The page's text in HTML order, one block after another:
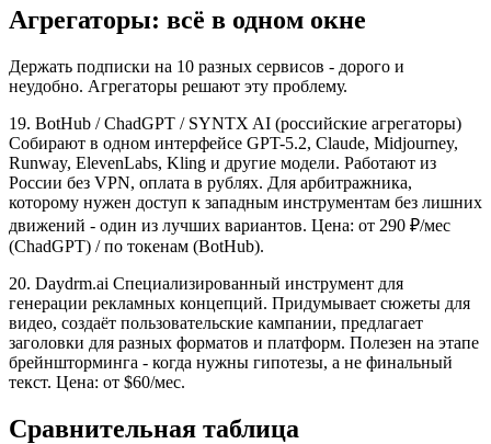
Агрегаторы: всё в одном окне
Держать подписки на 10 разных сервисов - дорого и
неудобно. Агрегаторы решают эту проблему.
19. BotHub / ChadGPT / SYNTX AI (российские агрегаторы)
Собирают в одном интерфейсе GPT-5.2, Claude, Midjourney,
Runway, ElevenLabs, Kling и другие модели. Работают из
России без VPN, оплата в рублях. Для арбитражника,
которому нужен доступ к западным инструментам без лишних
движений - один из лучших вариантов. Цена: от 290 ₽/мес
(ChadGPT) / по токенам (BotHub).
20. Daydrm.ai Специализированный инструмент для
генерации рекламных концепций. Придумывает сюжеты для
видео, создаёт пользовательские кампании, предлагает
заголовки для разных форматов и платформ. Полезен на этапе
брейншторминга - когда нужны гипотезы, а не финальный
текст. Цена: от $60/мес.
Сравнительная таблица